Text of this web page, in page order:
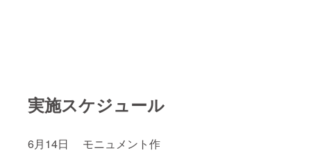
実施スケジュール
6月14日 モニュメント作